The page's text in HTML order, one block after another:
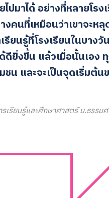
ปมาได้ อย่างที่หลายโร
คนที่เหมือนว่าเขาจะห
รียนรู้ที่โรงเรียนในบาง
ดียิ่งขึ้น แล้วเมื่อนั้นเอง
ชน และจะเป็นจุดเริ่มต้
รียนรู้และศึกษาศาสตร์ ม.ธรรม